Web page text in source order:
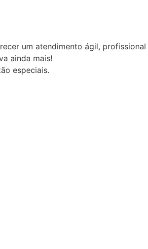
um atendimento ágil, profissional
ainda mais!
especiais.